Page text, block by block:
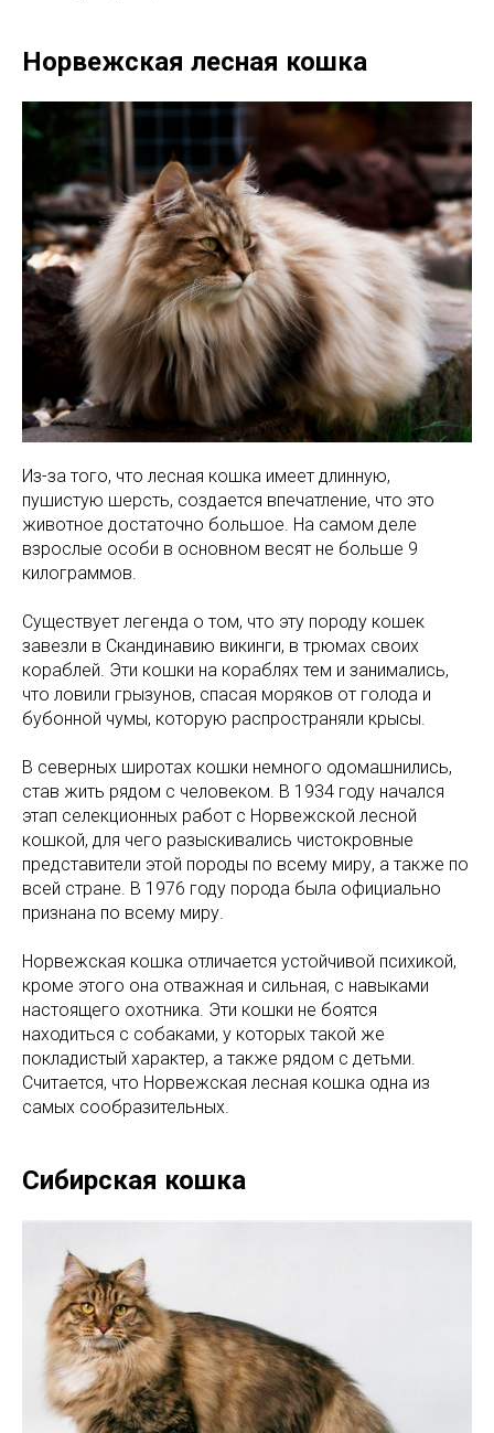
Норвежская лесная кошка
Из-за того, что лесная кошка имеет длинную,
пушистую шерсть, создается впечатление, что это
животное достаточно большое. На самом деле
взрослые особи в основном весят не больше 9
килограммов.
Существует легенда о том, что эту породу кошек
завезли в Скандинавию викинги, в трюмах своих
кораблей. Эти кошки на кораблях тем и занимались,
что ловили грызунов, спасая моряков от голода и
бубонной чумы, которую распространяли крысы.
В северных широтах кошки немного одомашнились,
став жить рядом с человеком. В 1934 году начался
этап селекционных работ с Норвежской лесной
кошкой, для чего разыскивались чистокровные
представители этой породы по всему миру, а также по
всей стране. В 1976 году порода была официально
признана по всему миру.
Норвежская кошка отличается устойчивой психикой,
кроме этого она отважная и сильная, с навыками
настоящего охотника. Эти кошки не боятся
находиться с собаками, у которых такой же
покладистый характер, а также рядом с детьми.
Считается, что Норвежская лесная кошка одна из
самых сообразительных.
Сибирская кошка